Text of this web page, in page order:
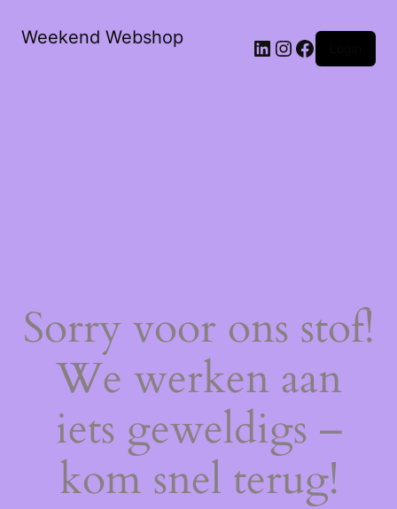
Weekend Webshop LinkedIn
Instagram
Facebook
Sorry voor ons stof!
We werken aan
iets geweldigs –
kom snel terug!